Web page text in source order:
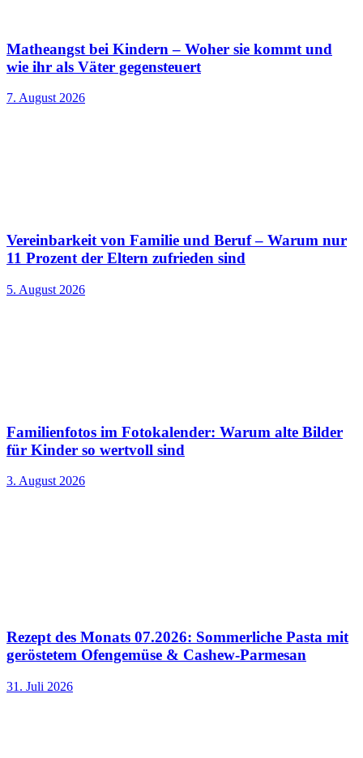
Matheangst bei Kindern – Woher sie kommt und
wie ihr als Väter gegensteuert
7. August 2026
Vereinbarkeit von Familie und Beruf – Warum nur
11 Prozent der Eltern zufrieden sind
5. August 2026
Familienfotos im Fotokalender: Warum alte Bilder
für Kinder so wertvoll sind
3. August 2026
Rezept des Monats 07.2026: Sommerliche Pasta mit
geröstetem Ofengemüse & Cashew-Parmesan
31. Juli 2026